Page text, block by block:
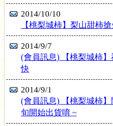
2014/10/10
【桃梨城柿】梨山甜柿
2014/9/7
(會員訊息) 【桃梨城柿
快
2014/9/1
(會員訊息) 【桃梨城柿
旬開始出貨唷 ~